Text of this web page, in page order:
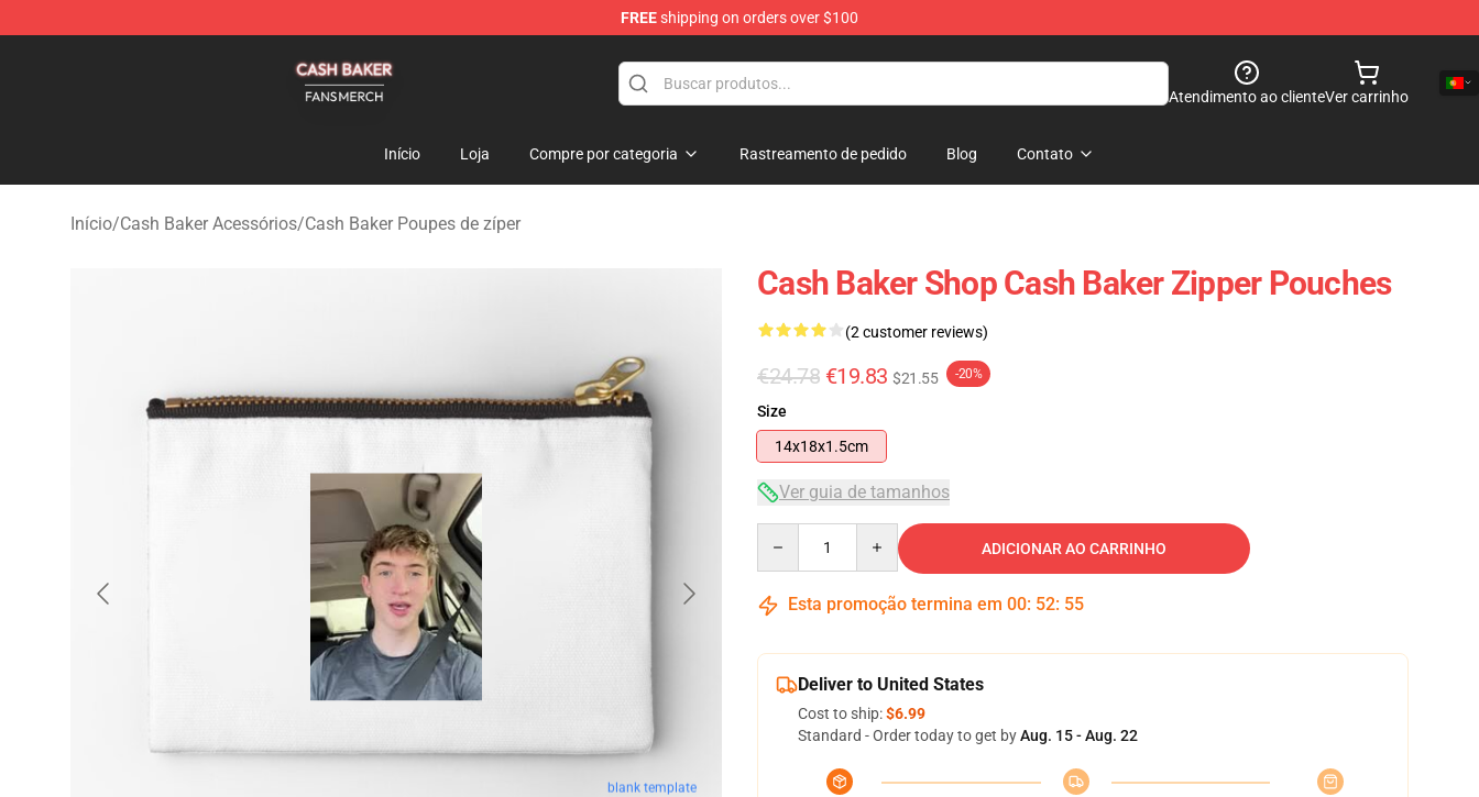
FREEshipping on orders over $100
Atendimento ao clienteVer carrinho
Início Loja Compre por categoria Rastreamento de pedido Blog Contato
Início/Cash Baker Acessórios/Cash Baker Poupes de zíper
blank template
Cash Baker Shop Cash Baker Zipper Pouches
(2 customer reviews)
€24.78 €19.83 $21.55 -20%
Size
14x18x1.5cm
Ver guia de tamanhos
ADICIONAR AO CARRINHO
Esta promoção termina em 00: 52: 54
Deliver to United States
Cost to ship:$6.99
Standard - Order today to get byAug. 15 - Aug. 22